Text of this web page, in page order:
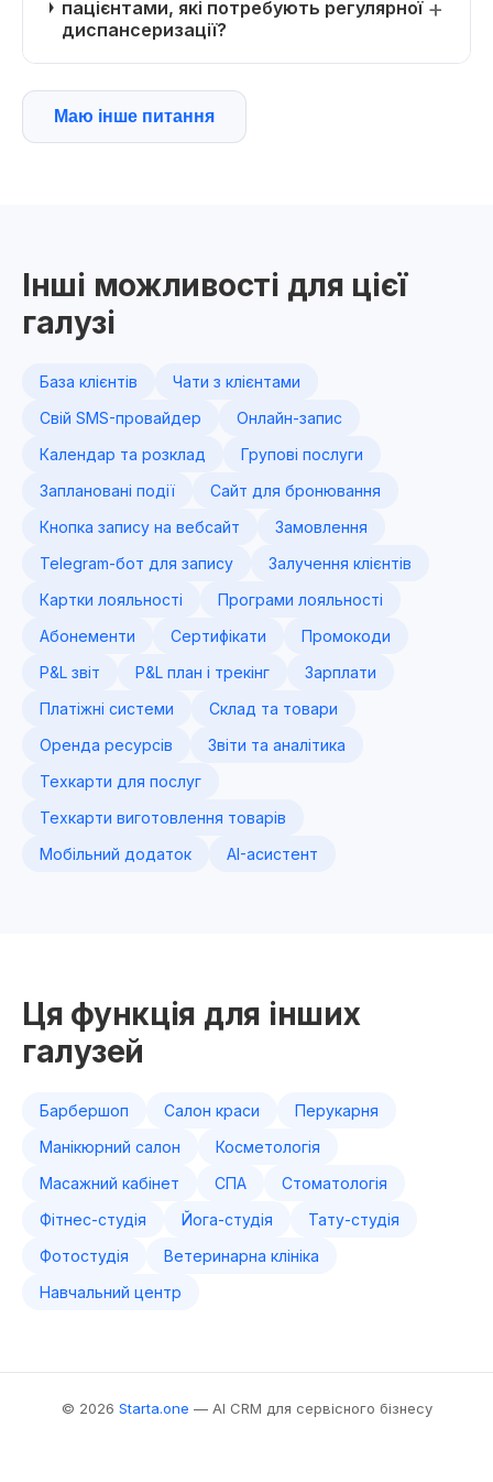
пацієнтами, які потребують регулярної
диспансеризації?
Маю інше питання
Інші можливості для цієї
галузі
База клієнтів
Чати з клієнтами
Свій SMS-провайдер
Онлайн-запис
Календар та розклад
Групові послуги
Заплановані події
Сайт для бронювання
Кнопка запису на вебсайт
Замовлення
Telegram-бот для запису
Залучення клієнтів
Картки лояльності
Програми лояльності
Абонементи
Сертифікати
Промокоди
P&L звіт
P&L план і трекінг
Зарплати
Платіжні системи
Склад та товари
Оренда ресурсів
Звіти та аналітика
Техкарти для послуг
Техкарти виготовлення товарів
Мобільний додаток
AI-асистент
Ця функція для інших
галузей
Барбершоп Салон краси
Перукарня
Манікюрний салон
Косметологія
Масажний кабінет
СПА
Стоматологія
Фітнес-студія
Йога-студія
Тату-студія
Фотостудія
Ветеринарна клініка
Навчальний центр
© 2026 Starta.one — AI CRM для сервісного бізнесу